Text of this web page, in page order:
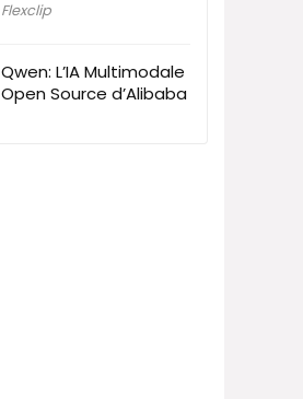
Flexclip
Qwen: L’IA Multimodale
Open Source d’Alibaba